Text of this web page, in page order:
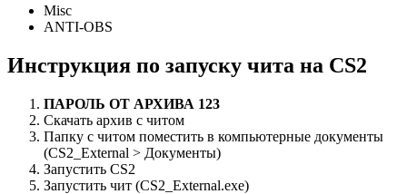
Misc
ANTI-OBS
Инструкция по запуску чита на CS2
ПАРОЛЬ ОТ АРХИВА 123
Скачать архив с читом
Папку с читом поместить в компьютерные документы
(CS2_External > Документы)
Запустить CS2
Запустить чит (CS2_External.exe)